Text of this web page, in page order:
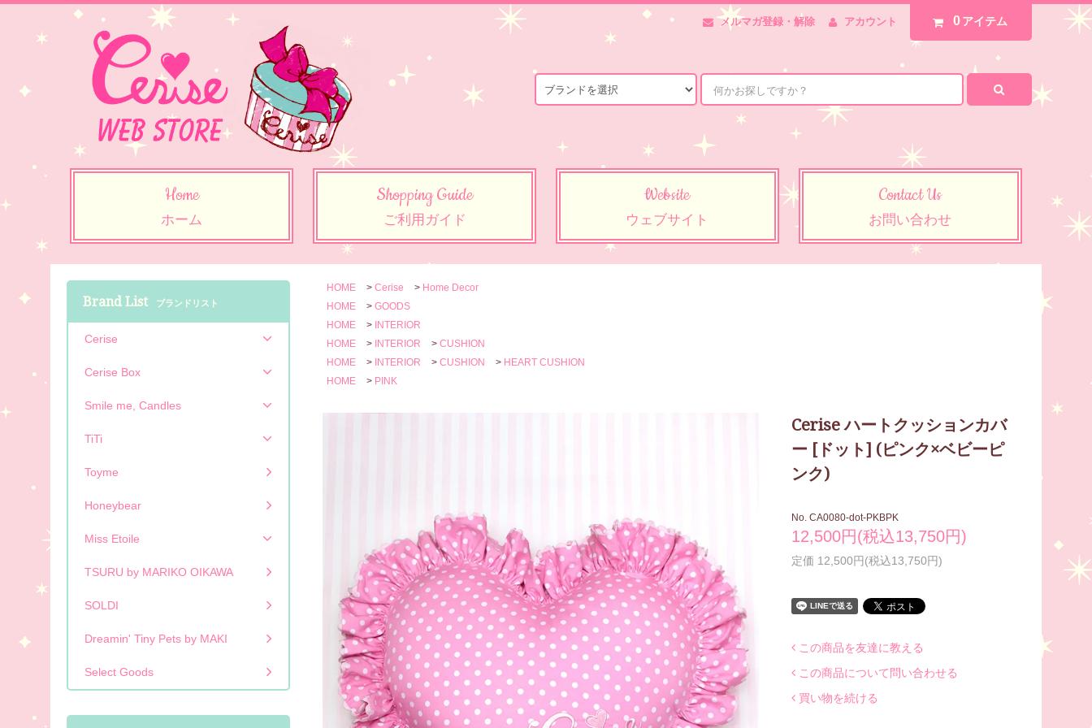
メルマガ登録・解除 アカウント 0 アイテム
Home
ホーム
Shopping Guide
ご利用ガイド
Website
ウェブサイト
Contact Us
お問い合わせ
HOME > Cerise > Home Decor
HOME
> GOODS
HOME
> INTERIOR
HOME
> INTERIOR > CUSHION
HOME
> INTERIOR > CUSHION > HEART CUSHION
HOME
> PINK
Cerise ハートクッションカバ
ー [ドット] (ピンク×ベビーピ
ンク)
No. CA0080-dot-PKBPK
12,500円(税込13,750円)
定価 12,500円(税込13,750円)
この商品を友達に教える
この商品について問い合わせる
買い物を続ける
Brand List ブランドリスト
Cerise
Cerise Box
Smile me, Candles
TiTi
Toyme
Honeybear
Miss Etoile
TSURU by MARIKO OIKAWA
SOLDI
Dreamin' Tiny Pets by MAKI
Select Goods